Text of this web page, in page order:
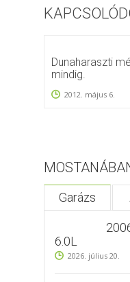
Dunaharaszti
mindig.
2012. május 6.
Garázs
6.0L
2026. július 20.